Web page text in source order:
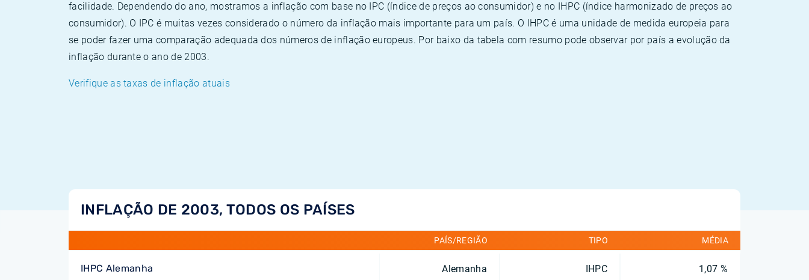
facilidade. Dependendo do ano, mostramos a inflação com base no IPC (índice de preços ao consumidor) e no IHPC (índice harmonizado de preços ao
consumidor). O IPC é muitas vezes considerado o número da inflação mais importante para um país. O IHPC é uma unidade de medida europeia para
se poder fazer uma comparação adequada dos números de inflação europeus. Por baixo da tabela com resumo pode observar por país a evolução da
inflação durante o ano de 2003.
Verifique as taxas de inflação atuais
INFLAÇÃO DE 2003, TODOS OS PAÍSES
PAÍS/REGIÃO TIPO MÉDIA
IHPC Alemanha Alemanha IHPC 1,07 %